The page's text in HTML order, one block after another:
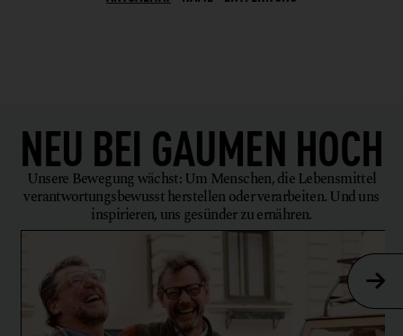
KURHOTEL
MOOR
OBSTANBAU
REITHALLE
RESTAURANT
RINDERHALTUNG
VITALKÜCHE
SALZBURG
STEIERMARK
TIROL
VORARLBERG
WIEN
NEU BEI GAUMEN HOCH
Unsere Bewegung wächst: Um Menschen, die Lebensmittel
verantwortungsbewusst herstellen oder verarbeiten. Und uns
inspirieren, uns gesünder zu ernähren.